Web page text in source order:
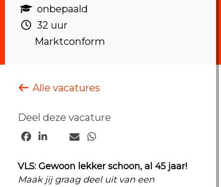
onbepaald ‎
32 uur ‎
Marktconform
Alle vacatures
Deel deze vacature
VLS: Gewoon lekker schoon, al 45 jaar!
Maak jij graag deel uit van een